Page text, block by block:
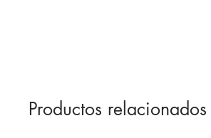
Productos relacionados